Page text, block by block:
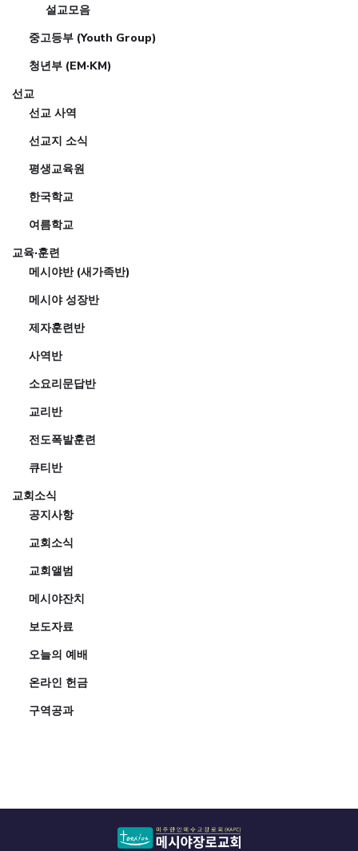
설교모음
중고등부 (Youth Group)
청년부 (EM·KM)
선교
선교 사역
선교지 소식
평생교육원
한국학교
여름학교
교육·훈련
메시야반 (새가족반)
메시야 성장반
제자훈련반
사역반
소요리문답반
교리반
전도폭발훈련
큐티반
교회소식
공지사항
교회소식
교회앨범
메시야잔치
보도자료
오늘의 예배
온라인 헌금
구역공과